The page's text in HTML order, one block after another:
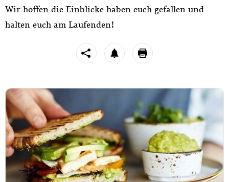
https://feierabend.stroeck.at/endlich-ist-der-sommer-da/
share notification
print
Wir hoffen die Einblicke haben euch gefallen und
halten euch am Laufenden!